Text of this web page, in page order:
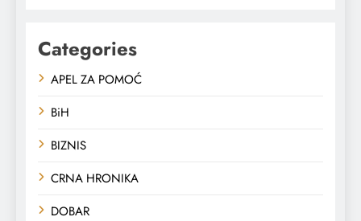
Categories
APEL ZA POMOĆ
BiH
BIZNIS
CRNA HRONIKA
DOBAR